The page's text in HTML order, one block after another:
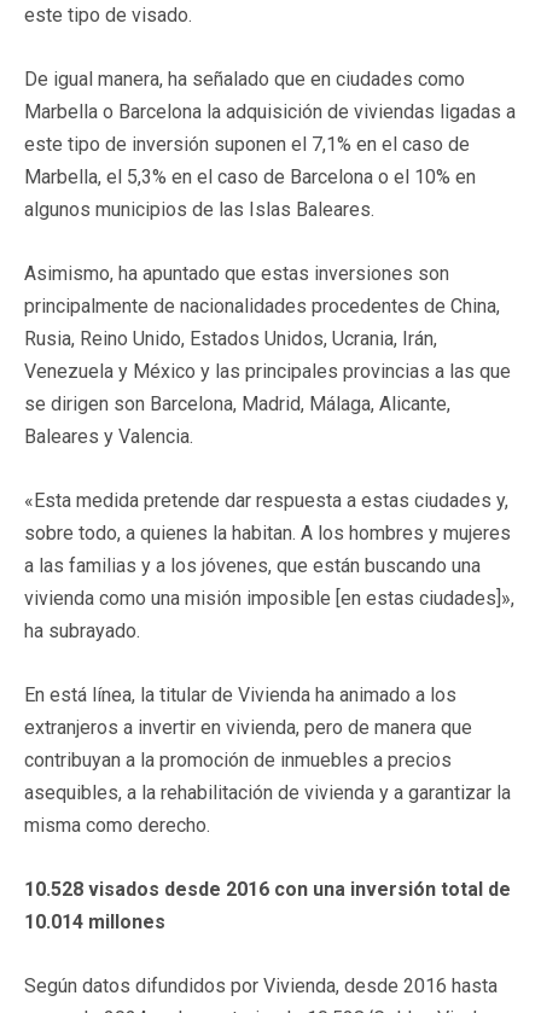
este tipo de visado.
De igual manera, ha señalado que en ciudades como
Marbella o Barcelona la adquisición de viviendas ligadas a
este tipo de inversión suponen el 7,1% en el caso de
Marbella, el 5,3% en el caso de Barcelona o el 10% en
algunos municipios de las Islas Baleares.
Asimismo, ha apuntado que estas inversiones son
principalmente de nacionalidades procedentes de China,
Rusia, Reino Unido, Estados Unidos, Ucrania, Irán,
Venezuela y México y las principales provincias a las que
se dirigen son Barcelona, Madrid, Málaga, Alicante,
Baleares y Valencia.
«Esta medida pretende dar respuesta a estas ciudades y,
sobre todo, a quienes la habitan. A los hombres y mujeres
a las familias y a los jóvenes, que están buscando una
vivienda como una misión imposible [en estas ciudades]»,
ha subrayado.
En está línea, la titular de Vivienda ha animado a los
extranjeros a invertir en vivienda, pero de manera que
contribuyan a la promoción de inmuebles a precios
asequibles, a la rehabilitación de vivienda y a garantizar la
misma como derecho.
10.528 visados desde 2016 con una inversión total de
10.014 millones
Según datos difundidos por Vivienda, desde 2016 hasta